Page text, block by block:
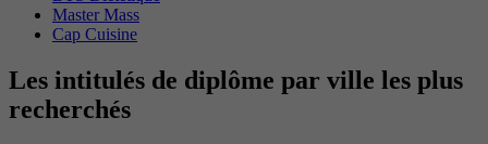
Master Mass
Cap Cuisine
Les intitulés de diplôme par ville les plus
recherchés